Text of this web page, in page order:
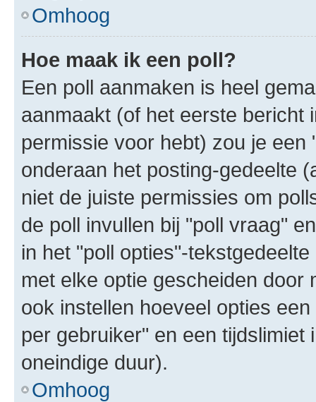
Omhoog
Hoe maak ik een poll?
Een poll aanmaken is heel
aanmaakt (of het eerste bericht
permissie voor hebt) zou je
onderaan het posting-gedeelte
niet de juiste permissies om
de poll invullen bij "poll vraag"
in het "poll opties"-
met elke optie gescheiden door
ook instellen hoeveel opties
per gebruiker" en een
oneindige duur).
Omhoog